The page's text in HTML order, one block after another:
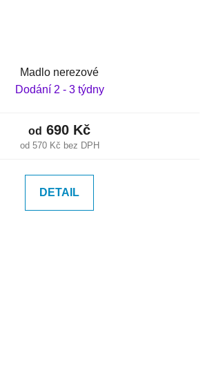
Madlo nerezové
Dodání 2 - 3 týdny
od 570 Kč bez DPH
od 690 Kč
DETAIL